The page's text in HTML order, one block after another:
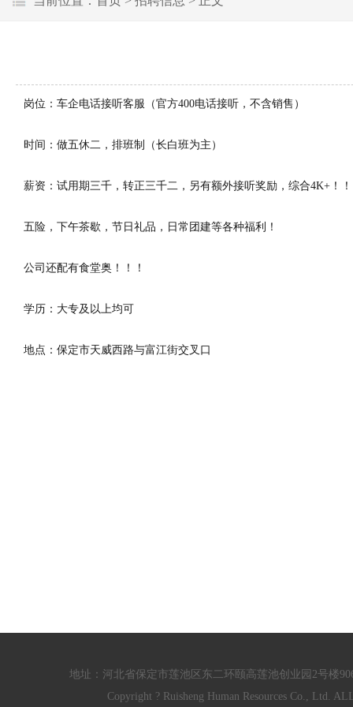
岗位：车企电话接听客服（官方400电话接听，不含销售）
时间：做五休二，排班制（长白班为主）
薪资：试用期三千，转正三千二，另有额外接听奖励，综合4K+！
五险，下午茶歇，节日礼品，日常团建等各种福利！
公司还配有食堂奥！！！
学历：大专及以上均可
地点：保定市天威西路与富江街交叉口
地址：河北省保定市莲池区东二环颐高莲池创业园2号楼
Copyright ? Ruisheng Human Resources Co., Ltd.